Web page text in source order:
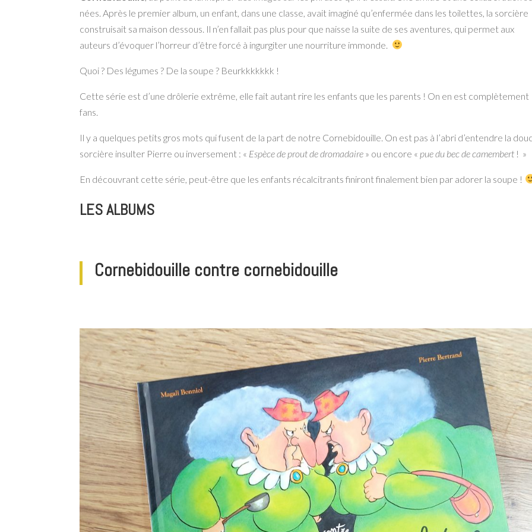
nées. Après le premier album, un enfant, dans une classe, avait imaginé qu’enfermée dans les toilettes, la sorcière
construisait sa maison dessous. Il n’en fallait pas plus pour que naisse la suite de ses aventures, qui permet aux
auteurs d’évoquer l’horreur d’être forcé à ingurgiter une nourriture immonde.
Quoi ? Des légumes ? De la soupe ? Beurkkkkkkk !
Cette série est d’une drôlerie extrême, elle fait autant rire les enfants que les parents ! On en est complètement
fans.
Il y a quelques petits gros mots qui fusent de la part de notre Cornebidouille. On est pas à l’abri d’entendre la
sorcière insulter Pierre ou inversement : « Espèce de prout de dromadaire » ou encore « pue du bec de camembert ! »
En découvrant cette série, peut-être que les enfants récalcitrants finiront finalement bien par adorer la soupe !
LES ALBUMS
Cornebidouille contre cornebidouille